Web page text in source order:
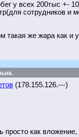
у всех 200тыс +-
сотрудников и
такая же жара как и
(178.155.126.---)
как